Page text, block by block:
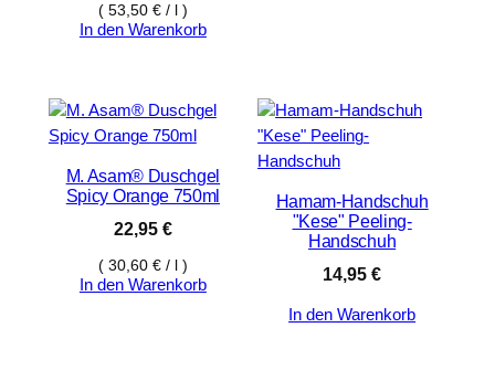
( 53,50 €/ l)
In den Warenkorb
M. Asam® Duschgel
Spicy Orange 750ml
22,95 €
( 30,60 €/ l)
In den Warenkorb
Hamam-Handschuh
"Kese" Peeling-
Handschuh
14,95€
In den Warenkorb